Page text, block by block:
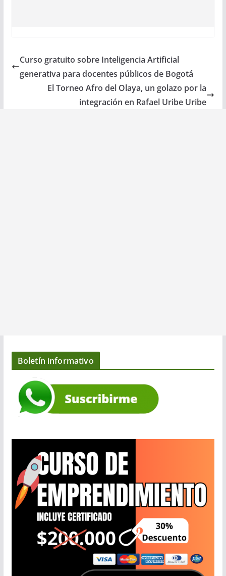
Curso gratuito sobre Inteligencia Artificial
generativa para docentes públicos de Bogotá
El Torneo Afro del Olaya, un golazo por la
integración en Rafael Uribe Uribe
Boletín informativo